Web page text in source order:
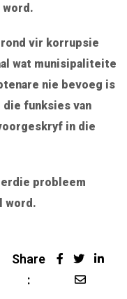
word.
vir korrupsie
wat munisipaliteite
nie bevoeg is
funksies van
in die
probleem
word.
Share
: